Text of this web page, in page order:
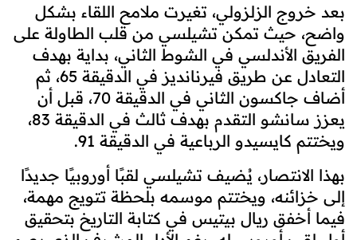
بعد خروج الزلزولي، تغيرت ملامح اللقاء بشكل
واضح، حيث تمكن تشيلسي من قلب الطاولة على
الفريق الأندلسي في الشوط الثاني، بداية بهدف
التعادل عن طريق فيرنانديز في الدقيقة 65، ثم
أضاف جاكسون الثاني في الدقيقة 70، قبل أن
يعزز سانشو التقدم بهدف ثالث في الدقيقة 83،
ويختتم كايسيدو الرباعية في الدقيقة 91.
بهذا الانتصار، يُضيف تشيلسي لقبًا أوروبيًا جديدًا
إلى خزائنه، ويختتم موسمه بلحظة تتويج مهمة،
فيما أخفق ريال بيتيس في كتابة التاريخ بتحقيق